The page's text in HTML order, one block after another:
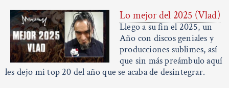
Lo mejor del 2025 (Vlad)
Llego a su fin el 2025, un
Año con discos geniales y
producciones sublimes, así
que sin más preámbulo aquí
les dejo mi top 20 del año que se acaba de desintegrar.